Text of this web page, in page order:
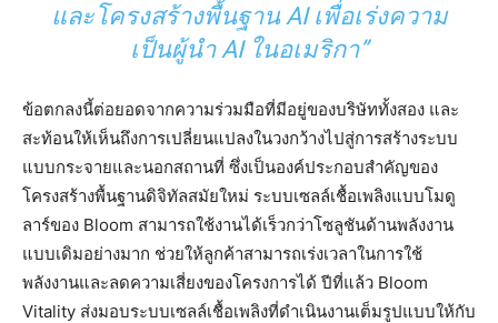
และโครงสร้างพื้นฐาน AI เพื่อเร่งความ
เป็นผู้นำ AI ในอเมริกา”
ข้อตกลงนี้ต่อยอดจากความร่วมมือที่มีอยู่ของบริษัททั้งสอง และ
สะท้อนให้เห็นถึงการเปลี่ยนแปลงในวงกว้างไปสู่การสร้างระบบ
แบบกระจายและนอกสถานที่ ซึ่งเป็นองค์ประกอบสำคัญของ
โครงสร้างพื้นฐานดิจิทัลสมัยใหม่ ระบบเซลล์เชื้อเพลิงแบบโมดู
ลาร์ของ Bloom สามารถใช้งานได้เร็วกว่าโซลูชันด้านพลังงาน
แบบเดิมอย่างมาก ช่วยให้ลูกค้าสามารถเร่งเวลาในการใช้
พลังงานและลดความเสี่ยงของโครงการได้ ปีที่แล้ว Bloom
Vitality ส่งมอบระบบเซลล์เชื้อเพลิงที่ดำเนินงานเต็มรูปแบบให้กับ